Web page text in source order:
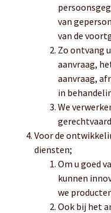
van
van de
Zo ontvang
aanvraag,
aanvraag,
in
We
Voor de
diensten;
Om u goed
kunnen
we
Ook bij het